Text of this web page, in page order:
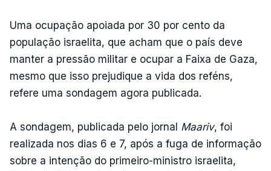
Uma ocupação apoiada por 30 por cento da
população israelita, que acham que o país deve
manter a pressão militar e ocupar a Faixa de Gaza,
mesmo que isso prejudique a vida dos reféns,
refere uma sondagem agora publicada.
A sondagem, publicada pelo jornal Maariv, foi
realizada nos dias 6 e 7, após a fuga de informação
sobre a intenção do primeiro-ministro israelita,